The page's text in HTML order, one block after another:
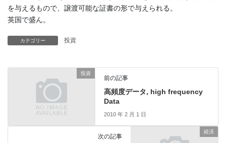
を与えるもので、譲渡可能な証書の形で与えられる。
英国で盛ん。
カテゴリー 投資
投資
前の記事
高頻度データ, high frequency
Data
2010 年 2 月 1 日
経済
次の記事